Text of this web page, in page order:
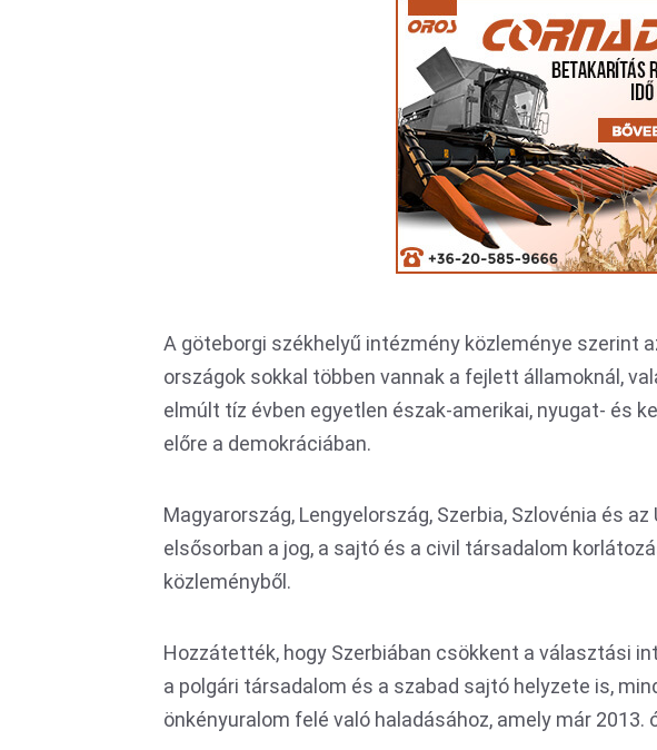
A göteborgi székhelyű intézmény közleménye szerint
országok sokkal többen vannak a fejlett államoknál,
elmúlt tíz évben egyetlen észak-amerikai, nyugat- és
előre a demokráciában.
Magyarország, Lengyelország, Szerbia, Szlovénia és
elsősorban a jog, a sajtó és a civil társadalom
közleményből.
Hozzátették, hogy Szerbiában csökkent a választási
a polgári társadalom és a szabad sajtó helyzete is,
önkényuralom felé való haladásához, amely már 2013.